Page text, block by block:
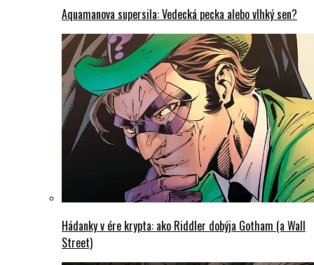
Aquamanova supersila: Vedecká pecka alebo vlhký sen?
Hádanky v ére krypta: ako Riddler dobýja Gotham (a Wall
Street)